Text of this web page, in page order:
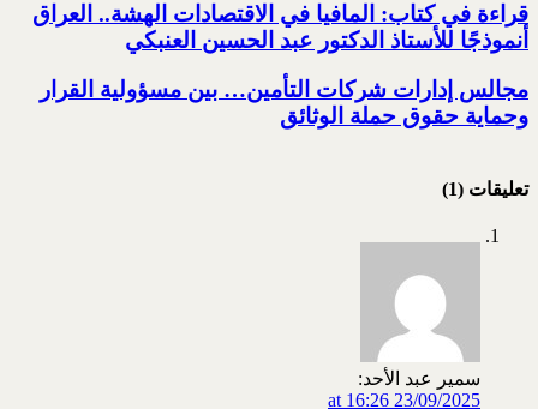
قراءة في كتاب: المافيا في الاقتصادات الهشة.. العراق
أنموذجًا للأستاذ الدكتور عبد الحسين العنبكي
مجالس إدارات شركات التأمين… بين مسؤولية القرار
وحماية حقوق حملة الوثائق
تعليقات (1)
سمير عبد الأحد:
23/09/2025 at 16:26